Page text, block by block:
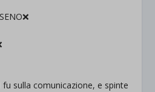
❌
fu sulla comunicazione, e spinte